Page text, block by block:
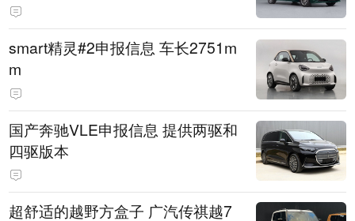
smart精灵#2申报信息 车长2751m
m
国产奔驰VLE申报信息 提供两驱和
四驱版本
超舒适的越野方盒子 广汽传祺越7